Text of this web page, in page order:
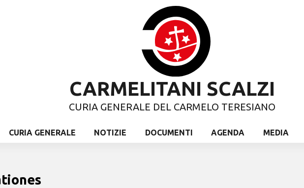
CARMELITANI SCALZI
CURIA GENERALE DEL CARMELO TERESIANO
CURIA GENERALE NOTIZIE DOCUMENTI AGENDA MEDIA